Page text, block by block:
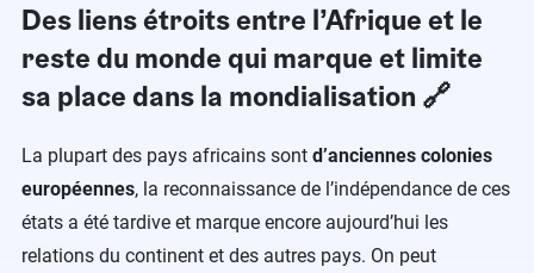
Des liens étroits entre l’Afrique et le
reste du monde qui marque et limite
sa place dans la mondialisation 🔗
La plupart des pays africains sont d’anciennes colonies
européennes, la reconnaissance de l’indépendance de ces
états a été tardive et marque encore aujourd’hui les
relations du continent et des autres pays. On peut